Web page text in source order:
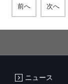
前へ 次へ
ニュース